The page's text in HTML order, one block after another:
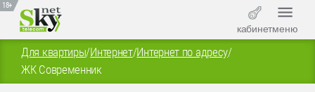
18+
кабинетменю
Для квартиры/Интернет/Интернет по адресу/
ЖК Современник